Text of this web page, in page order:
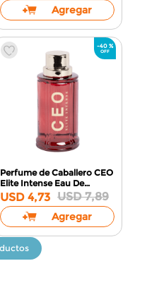
Agregar
-40 %
Perfume de Caballero CEO
Elite Intense Eau De
Parfum H03
100ml
USD 4,73 USD 7,89
Agregar